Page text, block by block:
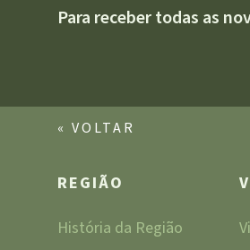
Para receber todas as
« VOLTAR
REGIÃO
História da Região